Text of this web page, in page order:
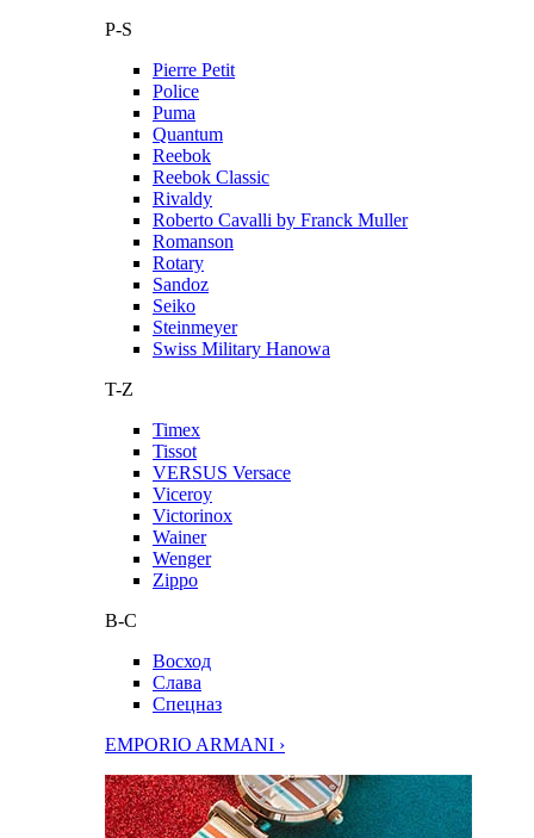
P-S
Pierre Petit
Police
Puma
Quantum
Reebok
Reebok Classic
Rivaldy
Roberto Cavalli by Franck Muller
Romanson
Rotary
Sandoz
Seiko
Steinmeyer
Swiss Military Hanowa
T-Z
Timex
Tissot
VERSUS Versace
Viceroy
Victorinox
Wainer
Wenger
Zippo
В-С
Восход
Слава
Спецназ
EMPORIO ARMANI ›